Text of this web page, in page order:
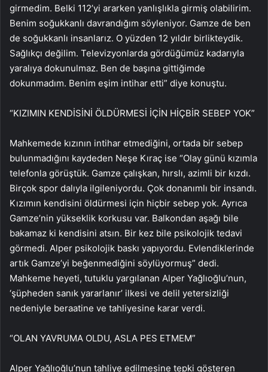
girmedim. Belki 112’yi ararken yanlışlıkla girmiş olabilirim.
Benim soğukkanlı davrandığım söyleniyor. Gamze de ben
de soğukkanlı insanlarız. O yüzden 12 yıldır birlikteydik.
Sağlıkçı değilim. Televizyonlarda gördüğümüz kadarıyla
yaralıya dokunulmaz. Ben de başına gittiğimde
dokunmadım. Benim eşim intihar etti” diye konuştu.
“KIZIMIN KENDİSİNİ ÖLDÜRMESİ İÇİN HİÇBİR SEBEP YOK”
Mahkemede kızının intihar etmediğini, ortada bir sebep
bulunmadığını kaydeden Neşe Kıraç ise “Olay günü kızımla
telefonla görüştük. Gamze çalışkan, hırslı, azimli bir kızdı.
Birçok spor dalıyla ilgileniyordu. Çok donanımlı bir insandı.
Kızımın kendisini öldürmesi için hiçbir sebep yok. Ayrıca
Gamze’nin yükseklik korkusu var. Balkondan aşağı bile
bakamaz ki kendisini atsın. Bir kez bile psikolojik tedavi
görmedi. Alper psikolojik baskı yapıyordu. Evlendiklerinde
artık Gamze’yi beğenmediğini söylüyormuş” dedi.
Mahkeme heyeti, tutuklu yargılanan Alper Yağlıoğlu’nun,
‘şüpheden sanık yararlanır’ ilkesi ve delil yetersizliği
nedeniyle beraatine ve tahliyesine karar verdi.
“OLAN YAVRUMA OLDU, ASLA PES ETMEM”
Alper Yağlıoğlu’nun tahliye edilmesine tepki gösteren